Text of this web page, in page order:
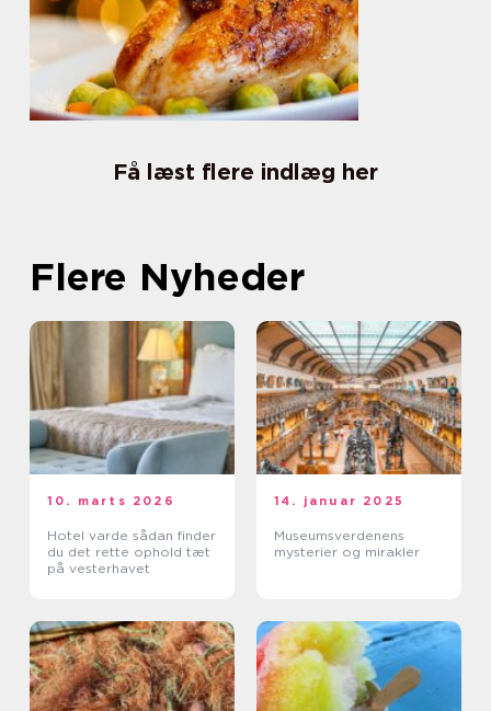
Få læst flere indlæg her
Flere Nyheder
10. marts 2026
Hotel varde sådan finder
du det rette ophold tæt
på vesterhavet
14. januar 2025
Museumsverdenens
mysterier og mirakler